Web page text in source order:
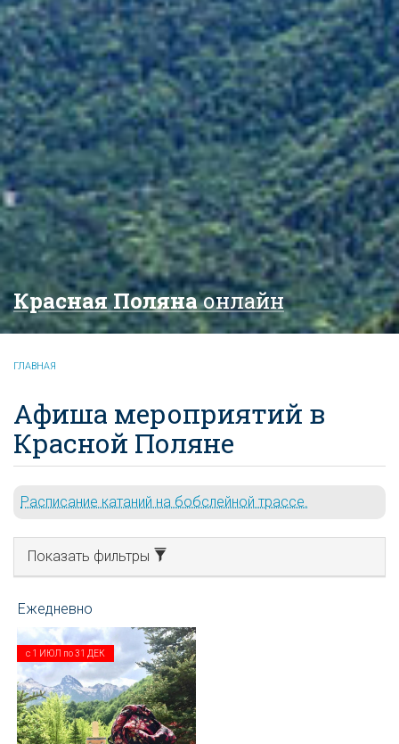
Красная Полянаонлайн
ГЛАВНАЯ
Афиша мероприятий в
Красной Поляне
Расписание катаний на бобслейной трассе.
Показать фильтры
с 1 ИЮЛ по31 ДЕК